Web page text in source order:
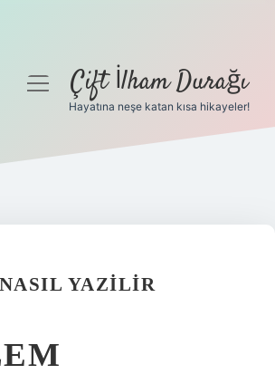
menüyüÇift İlham Durağı
Hayatına neşe katan kısa hikayeler!
YAZILIR